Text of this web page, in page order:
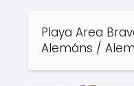
Playa Area
Alemáns /